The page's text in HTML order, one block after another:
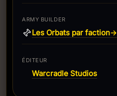
ARMY BUILDER
Les Orbats par faction→
ÉDITEUR
Warcradle Studios